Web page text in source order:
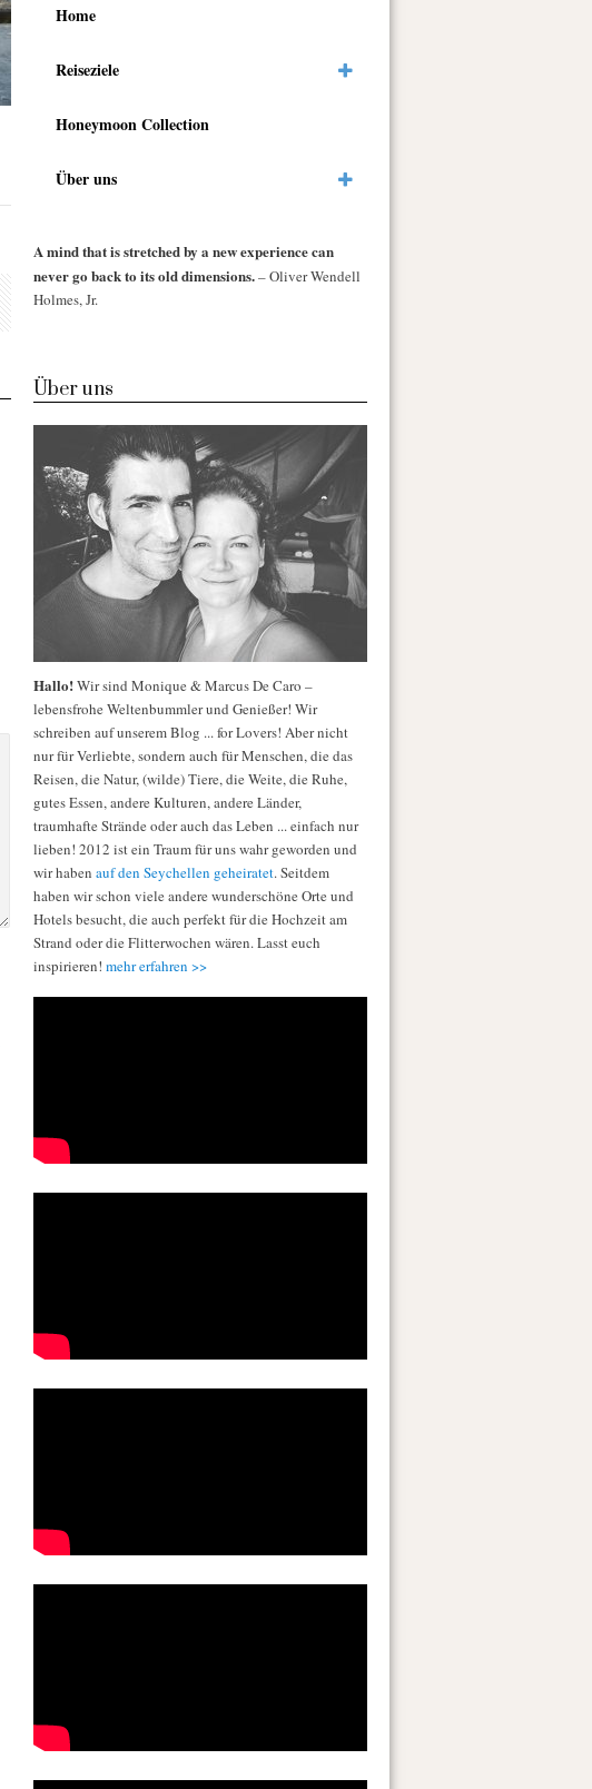
Home
Reiseziele
Honeymoon Collection
Über uns
A mind that is stretched by a new experience can
never go back to its old dimensions.– Oliver Wendell
Holmes, Jr.
Über uns
Hallo!Wir sind Monique & Marcus De Caro –
lebensfrohe Weltenbummler und Genießer! Wir
schreiben auf unserem Blog ... for Lovers! Aber nicht
nur für Verliebte, sondern auch für Menschen, die das
Reisen, die Natur, (wilde) Tiere, die Weite, die Ruhe,
gutes Essen, andere Kulturen, andere Länder,
traumhafte Strände oder auch das Leben ... einfach nur
lieben! 2012 ist ein Traum für uns wahr geworden und
wir haben auf den Seychellen geheiratet. Seitdem
haben wir schon viele andere wunderschöne Orte und
Hotels besucht, die auch perfekt für die Hochzeit am
Strand oder die Flitterwochen wären. Lasst euch
inspirieren! mehr erfahren >>